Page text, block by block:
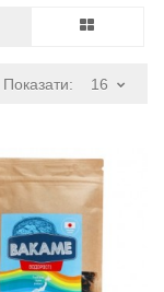
Показати: 16